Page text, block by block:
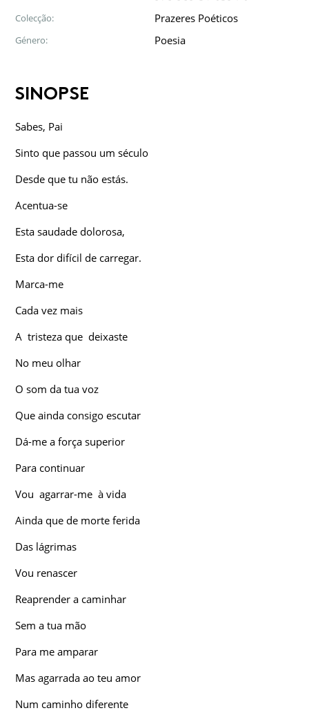
Colecção: Prazeres Poéticos
Género: Poesia
SINOPSE
Sabes, Pai
Sinto que passou um século
Desde que tu não estás.
Acentua-se
Esta saudade dolorosa,
Esta dor difícil de carregar.
Marca-me
Cada vez mais
A tristeza que deixaste
No meu olhar
O som da tua voz
Que ainda consigo escutar
Dá-me a força superior
Para continuar
Vou agarrar-me à vida
Ainda que de morte ferida
Das lágrimas
Vou renascer
Reaprender a caminhar
Sem a tua mão
Para me amparar
Mas agarrada ao teu amor
Num caminho diferente